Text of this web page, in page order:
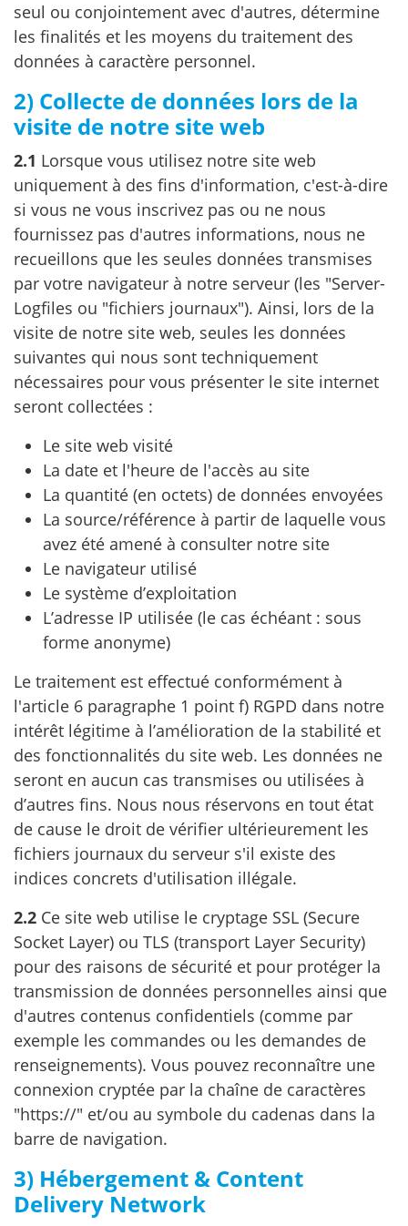
seul ou conjointement avec d'autres, détermine
les finalités et les moyens du traitement des
données à caractère personnel.
2) Collecte de données lors de la
visite de notre site web
2.1 Lorsque vous utilisez notre site web
uniquement à des fins d'information, c'est-à-dire
si vous ne vous inscrivez pas ou ne nous
fournissez pas d'autres informations, nous ne
recueillons que les seules données transmises
par votre navigateur à notre serveur (les "Server-
Logfiles ou "fichiers journaux"). Ainsi, lors de la
visite de notre site web, seules les données
suivantes qui nous sont techniquement
nécessaires pour vous présenter le site internet
seront collectées :
Le site web visité
La date et l'heure de l'accès au site
La quantité (en octets) de données envoyées
La source/référence à partir de laquelle vous
avez été amené à consulter notre site
Le navigateur utilisé
Le système d’exploitation
L’adresse IP utilisée (le cas échéant : sous
forme anonyme)
Le traitement est effectué conformément à
l'article 6 paragraphe 1 point f) RGPD dans notre
intérêt légitime à l’amélioration de la stabilité et
des fonctionnalités du site web. Les données ne
seront en aucun cas transmises ou utilisées à
d’autres fins. Nous nous réservons en tout état
de cause le droit de vérifier ultérieurement les
fichiers journaux du serveur s'il existe des
indices concrets d'utilisation illégale.
2.2 Ce site web utilise le cryptage SSL (Secure
Socket Layer) ou TLS (transport Layer Security)
pour des raisons de sécurité et pour protéger la
transmission de données personnelles ainsi que
d'autres contenus confidentiels (comme par
exemple les commandes ou les demandes de
renseignements). Vous pouvez reconnaître une
connexion cryptée par la chaîne de caractères
"https://" et/ou au symbole du cadenas dans la
barre de navigation.
3) Hébergement & Content
Delivery Network